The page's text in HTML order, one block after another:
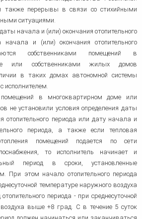
также перерывы в связи со стихийными
ситуациями.
начала и (или) окончания отопительного
и (или) окончания отопительного
собственниками помещений в
или собственниками жилых домов
в таких домах автономной системы
исполнителем.
помещений в многоквартирном доме или
не установили условия определения даты
отопительного периода или дату начала и
периода, а также если тепловая
помещений подается по сети
то исполнитель начинает и
период в сроки, установленные
При этом начало отопительного периода
температуре наружного воздуха
периода - при среднесуточной
выше +8 град. C в течение 5 суток